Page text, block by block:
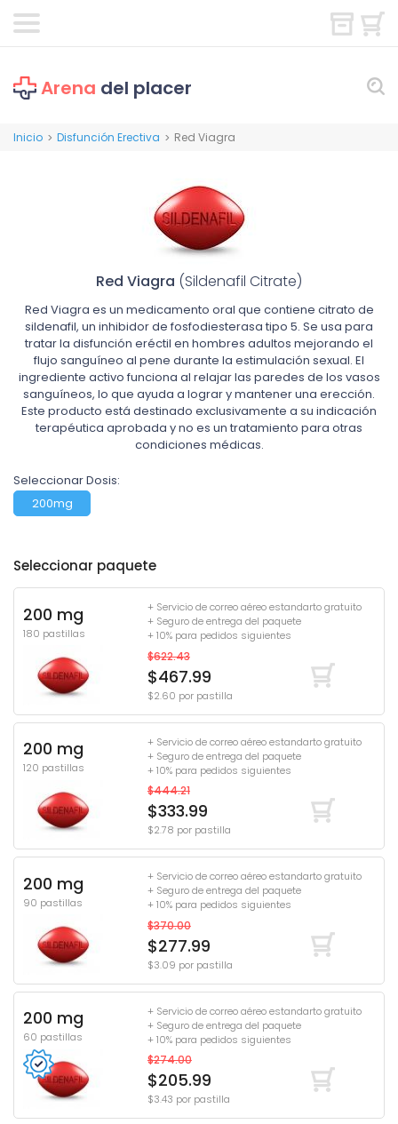
Arena del placer
Inicio > Disfunción Erectiva > Red Viagra
Red Viagra (Sildenafil Citrate)
Red Viagra es un medicamento oral que contiene citrato de
sildenafil, un inhibidor de fosfodiesterasa tipo 5. Se usa para
tratar la disfunción eréctil en hombres adultos mejorando el
flujo sanguíneo al pene durante la estimulación sexual. El
ingrediente activo funciona al relajar las paredes de los vasos
sanguíneos, lo que ayuda a lograr y mantener una erección.
Este producto está destinado exclusivamente a su indicación
terapéutica aprobada y no es un tratamiento para otras
condiciones médicas.
Seleccionar Dosis:
200mg
Seleccionar paquete
200 mg
180 pastillas
+ Servicio de correo aéreo estandarto gratuito
+ Seguro de entrega del paquete
+ 10% para pedidos siguientes
$622.43
$467.99
$2.60 por pastilla
200 mg
120 pastillas
+ Servicio de correo aéreo estandarto gratuito
+ Seguro de entrega del paquete
+ 10% para pedidos siguientes
$444.21
$333.99
$2.78 por pastilla
200 mg
90 pastillas
+ Servicio de correo aéreo estandarto gratuito
+ Seguro de entrega del paquete
+ 10% para pedidos siguientes
$370.00
$277.99
$3.09 por pastilla
200 mg
60 pastillas
+ Servicio de correo aéreo estandarto gratuito
+ Seguro de entrega del paquete
+ 10% para pedidos siguientes
$274.00
$205.99
$3.43 por pastilla